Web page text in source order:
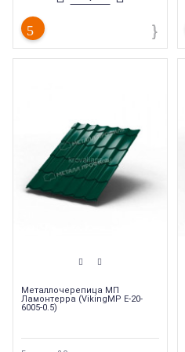
Металлочерепица МП
Ламонтерра (VikingMP E-20-
6005-0.5)